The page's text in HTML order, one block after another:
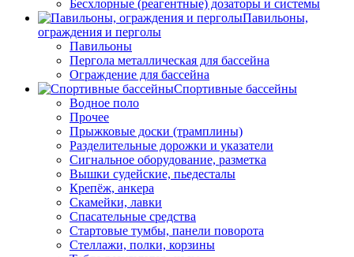
Бесхлорные (реагентные) дозаторы и системы
Павильоны,
ограждения и перголы
Павильоны
Пергола металлическая для бассейна
Ограждение для бассейна
Спортивные бассейны
Водное поло
Прочее
Прыжковые доски (трамплины)
Разделительные дорожки и указатели
Cигнальное оборудование, разметка
Вышки судейские, пьедесталы
Крепёж, анкера
Скамейки, лавки
Спасательные средства
Стартовые тумбы, панели поворота
Стеллажи, полки, корзины